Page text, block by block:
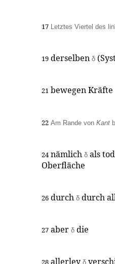
17 Letztes Viertel des
19 derselben δ
21 bewegen Kräfte
22 Am Rande von Kant
24 nämlich δ als
Oberfläche
26 durch δ durch
27 aber δ die
28 allerley δ